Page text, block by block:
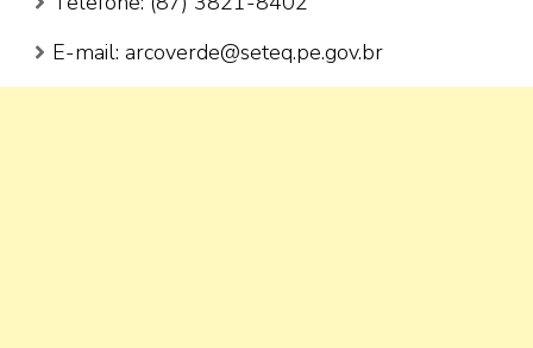
E-mail: arcoverde@seteq.pe.gov.br